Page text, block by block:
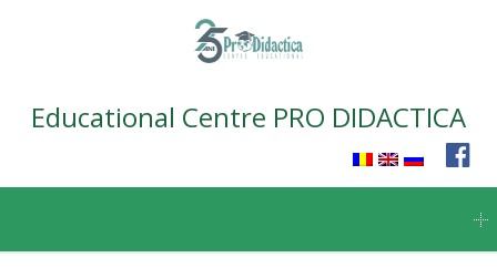
Educational Centre PRO DIDACTICA
content